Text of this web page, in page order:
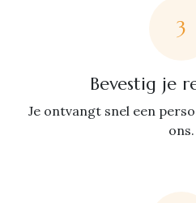
3
Bevestig je
Je ontvangt snel een
ons.